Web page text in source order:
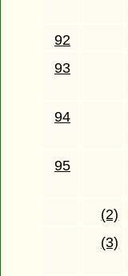
92
93
94
95
(2)
(3)